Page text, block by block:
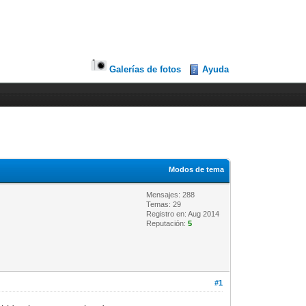
Galerías de fotos Ayuda
Modos de tema
Mensajes: 288
Temas: 29
Registro en: Aug 2014
Reputación:5
#1